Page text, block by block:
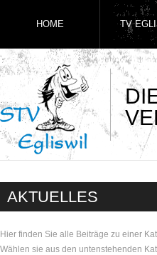
HOME TV
AKTUELLES
Hier finden Sie alle Beiträge zu einer
Wählen sie aus den untenstehenden